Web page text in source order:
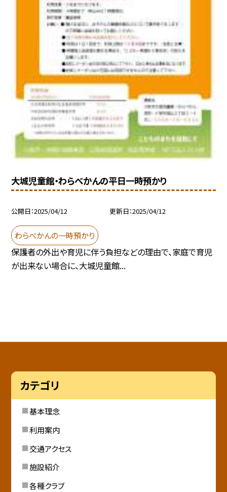
大城児童館・わらべかんの平日一時預かり
公開日 2025/04/12 更新日 2025/04/12
わらべかんの一時預かり
保護者の外出や育児に伴う負担などの理由で、家庭で育児
が出来ない場合に、大城児童館...
カテゴリ
基本理念
利用案内
交通アクセス
施設紹介
各種クラブ